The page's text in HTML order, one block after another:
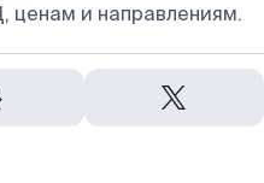
и направлениям.